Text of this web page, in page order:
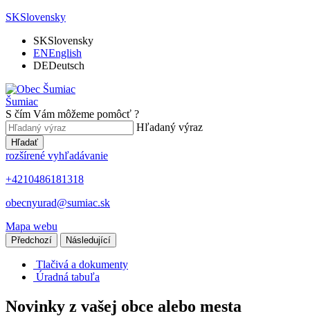
SKSlovensky
SKSlovensky
ENEnglish
DEDeutsch
Šumiac
S čím Vám môžeme pomôcť ?
Hľadaný výraz
Hľadať
rozšírené vyhľadávanie
+4210486181318
obecnyurad@sumiac.sk
Mapa webu
Předchozí Následující
Tlačivá a dokumenty
Úradná tabuľa
Novinky z vašej obce alebo mesta